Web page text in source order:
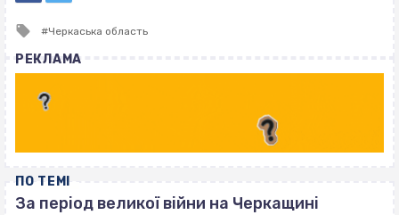
Tagged
Черкаська область
РЕКЛАМА
ПО ТЕМІ
За період великої війни на Черкащині